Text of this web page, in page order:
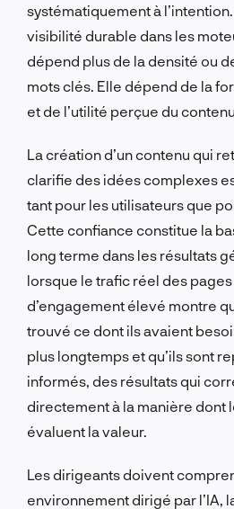
systématiquement à
visibilité durable dans les
dépend plus de la densité ou
mots clés. Elle dépend de la
et de l’utilité perçue du contenu.
La création d’un contenu qui
clarifie des idées complexes
tant pour les utilisateurs que
Cette confiance constitue la
long terme dans les résultats
lorsque le trafic réel des
d’engagement élevé montre
trouvé ce dont ils avaient
plus longtemps et qu’ils sont
informés, des résultats qui
directement à la manière dont
évaluent la valeur.
Les dirigeants doivent
environnement dirigé par l’IA,